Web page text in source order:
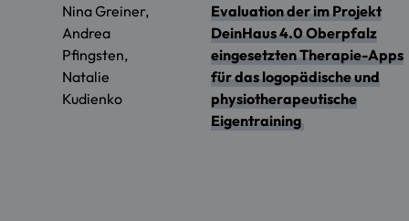
Nina Greiner,
Andrea
Pfingsten,
Natalie
Kudienko
Evaluation der im Projekt
DeinHaus 4.0 Oberpfalz
eingesetzten Therapie-Apps
für das logopädische und
physiotherapeutische
Eigentraining